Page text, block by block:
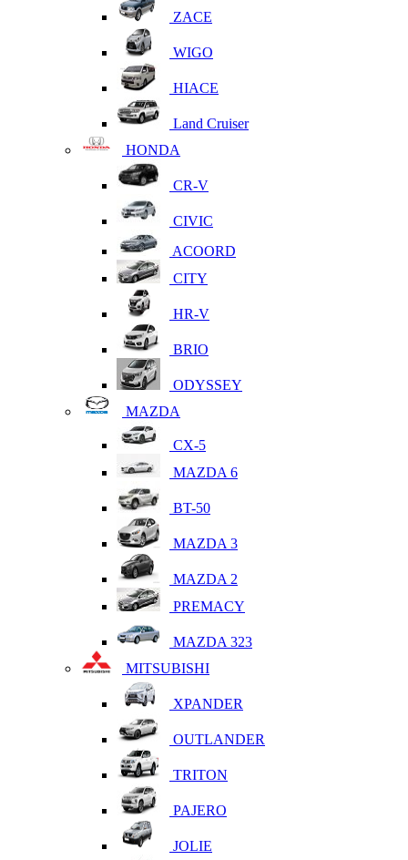
ZACE
WIGO
HIACE
Land Cruiser
HONDA
CR-V
CIVIC
ACOORD
CITY
HR-V
BRIO
ODYSSEY
MAZDA
CX-5
MAZDA 6
BT-50
MAZDA 3
MAZDA 2
PREMACY
MAZDA 323
MITSUBISHI
XPANDER
OUTLANDER
TRITON
PAJERO
JOLIE